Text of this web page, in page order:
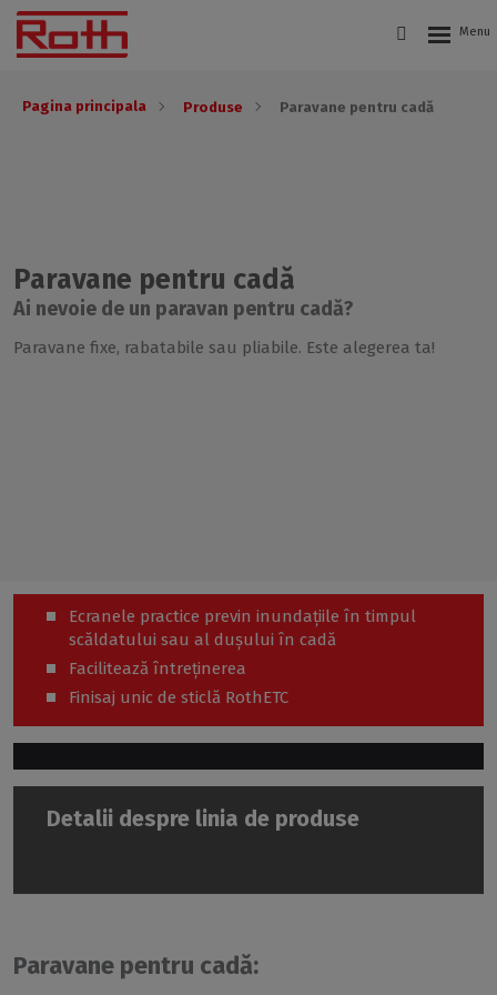
Pagina principala Produse Paravane pentru cadă
Paravane pentru cadă
Ai nevoie de un paravan pentru cadă?
Paravane fixe, rabatabile sau pliabile. Este alegerea ta!
Ecranele practice previn inundațiile în timpul
scăldatului sau al dușului în cadă
Facilitează întreținerea
Finisaj unic de sticlă RothETC
Detalii despre linia de produse
Paravane pentru cadă: